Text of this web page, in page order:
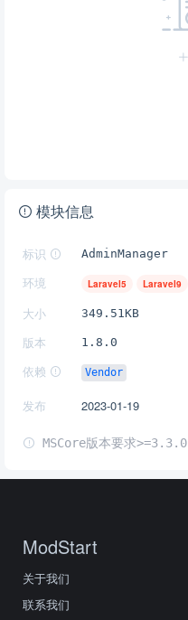
模块信息
标识 AdminManager
环境 Laravel5 Laravel9
大小 349.51KB
版本 1.8.0
依赖 Vendor
发布 2023-01-19
MSCore版本要求>=3.3.0
ModStart
关于我们
联系我们